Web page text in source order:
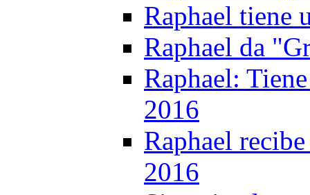
Raphael tiene
Raphael da
Raphael:
2016
Raphael
2016